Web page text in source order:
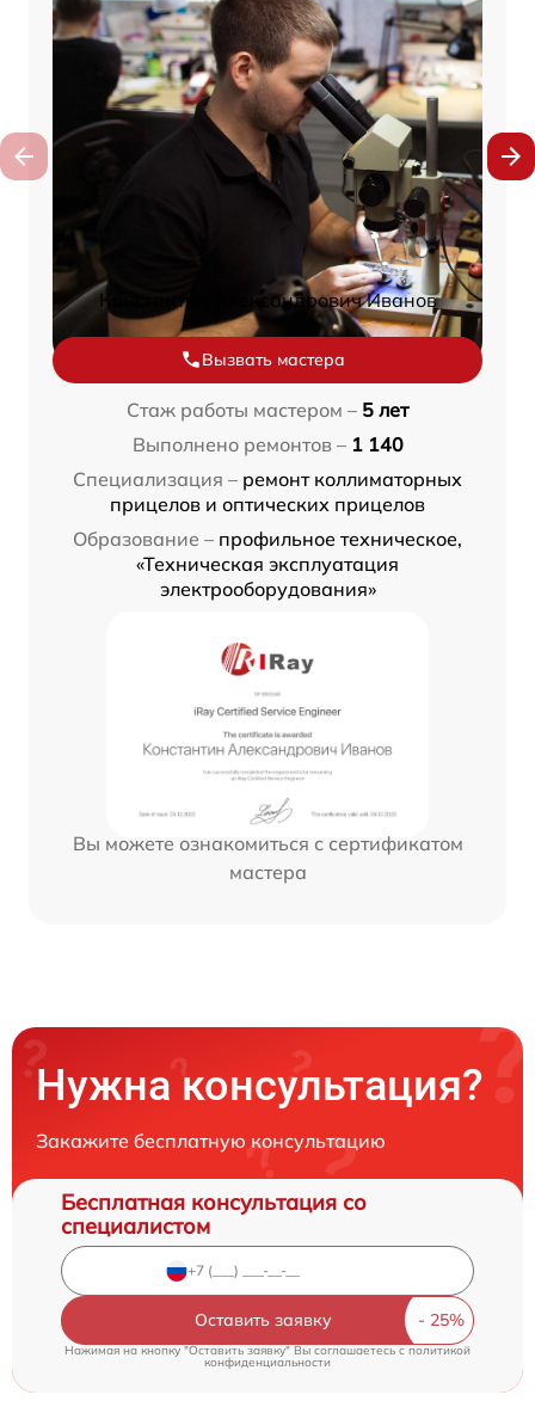
Константин Александрович Иванов
Вызвать мастера
Стаж работы мастером – 5 лет
Выполнено ремонтов – 1 140
Специализация – ремонт коллиматорных
прицелов и оптических прицелов
Образование – профильное техническое,
«Техническая эксплуатация
электрооборудования»
Вы можете ознакомиться с сертификатом
мастера
Нужна консультация?
Закажите бесплатную консультацию
Бесплатная консультация со
специалистом
Оставить заявку
Нажимая на кнопку "Оставить заявку" Вы соглашаетесь cполитикой
конфиденциальности